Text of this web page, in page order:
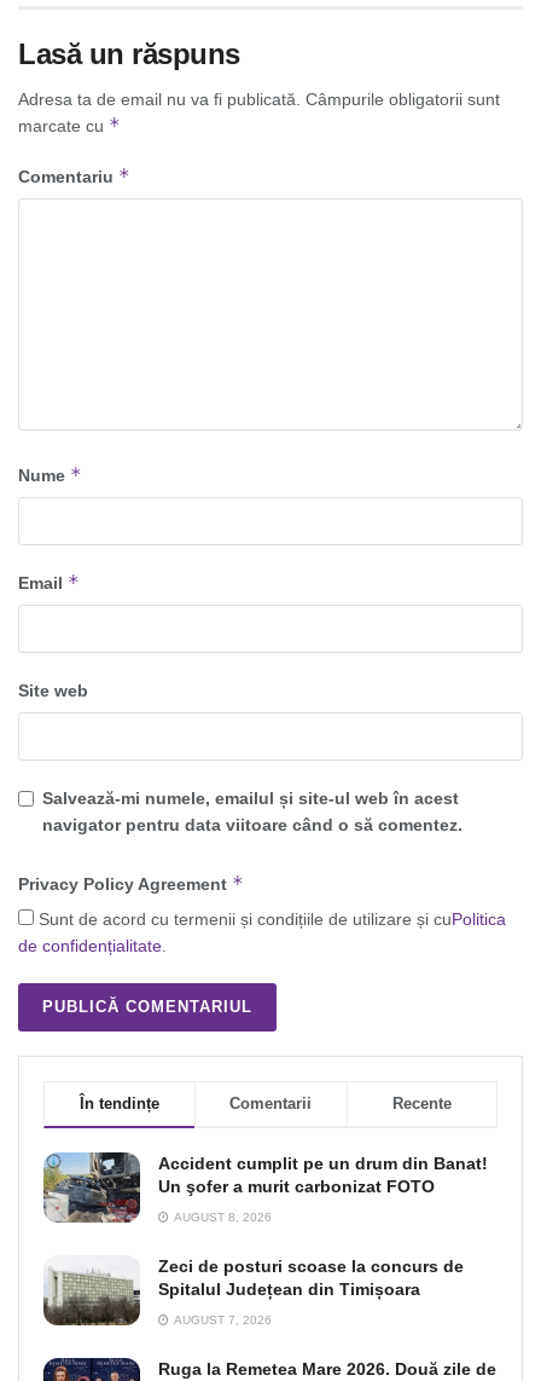
Lasă un răspuns
Adresa ta de email nu va fi publicată. Câmpurile obligatorii sunt
marcate cu *
Comentariu *
Nume *
Email *
Site web
Salvează-mi numele, emailul și site-ul web în acest
navigator pentru data viitoare când o să comentez.
Privacy Policy Agreement *
Sunt de acord cu termenii și condițiile de utilizare și cuPolitica
de confidențialitate.
În tendințe Comentarii Recente
Accident cumplit pe un drum din Banat!
Un şofer a murit carbonizat FOTO
AUGUST 8, 2026
Zeci de posturi scoase la concurs de
Spitalul Județean din Timișoara
AUGUST 7, 2026
Ruga la Remetea Mare 2026. Două zile de